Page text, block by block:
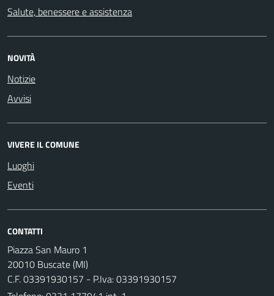
Salute, benessere e assistenza
NOVITÀ
Notizie
Avvisi
VIVERE IL COMUNE
Luoghi
Eventi
CONTATTI
Piazza San Mauro 1
20010 Buscate (MI)
C.F. 03391930157 - P.Iva: 03391930157